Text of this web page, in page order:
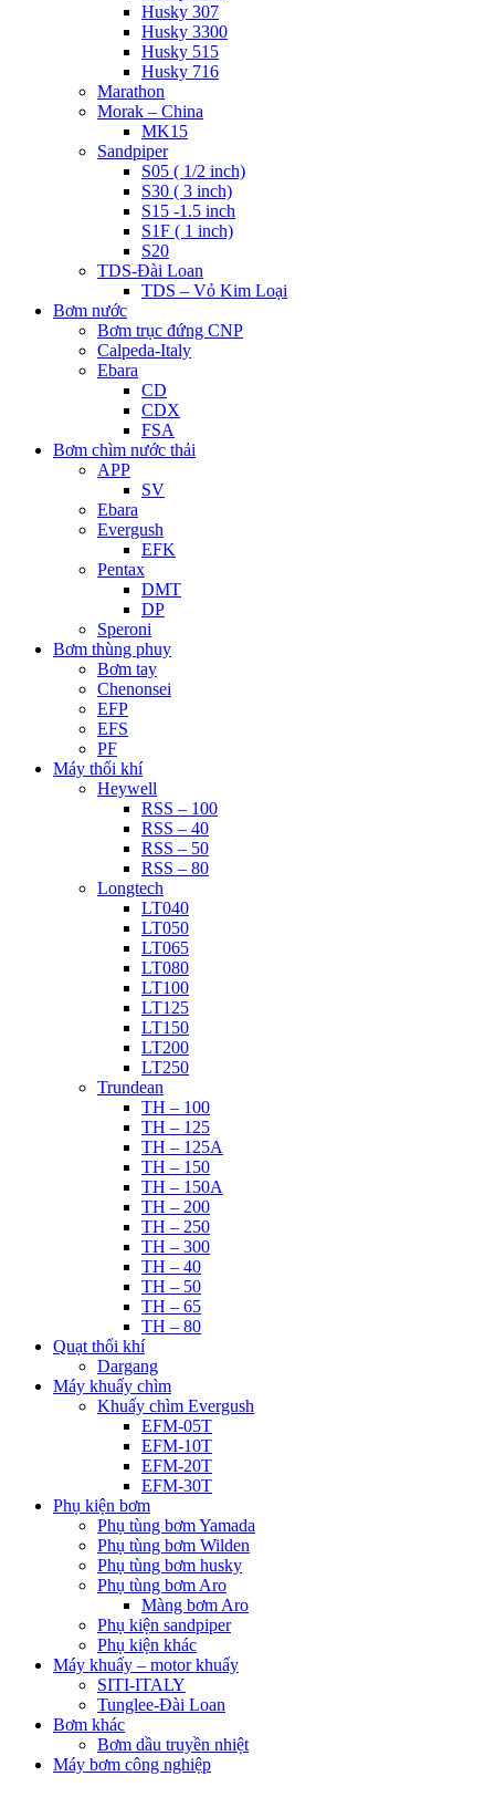
Husky 307
Husky 3300
Husky 515
Husky 716
Marathon
Morak – China
MK15
Sandpiper
S05 ( 1/2 inch)
S30 ( 3 inch)
S15 -1.5 inch
S1F ( 1 inch)
S20
TDS-Đài Loan
TDS – Vỏ Kim Loại
Bơm nước
Bơm trục đứng CNP
Calpeda-Italy
Ebara
CD
CDX
FSA
Bơm chìm nước thải
APP
SV
Ebara
Evergush
EFK
Pentax
DMT
DP
Speroni
Bơm thùng phuy
Bơm tay
Chenonsei
EFP
EFS
PF
Máy thổi khí
Heywell
RSS – 100
RSS – 40
RSS – 50
RSS – 80
Longtech
LT040
LT050
LT065
LT080
LT100
LT125
LT150
LT200
LT250
Trundean
TH – 100
TH – 125
TH – 125A
TH – 150
TH – 150A
TH – 200
TH – 250
TH – 300
TH – 40
TH – 50
TH – 65
TH – 80
Quạt thổi khí
Dargang
Máy khuấy chìm
Khuấy chìm Evergush
EFM-05T
EFM-10T
EFM-20T
EFM-30T
Phụ kiện bơm
Phụ tùng bơm Yamada
Phụ tùng bơm Wilden
Phụ tùng bơm husky
Phụ tùng bơm Aro
Màng bơm Aro
Phụ kiện sandpiper
Phụ kiện khác
Máy khuấy – motor khuấy
SITI-ITALY
Tunglee-Đài Loan
Bơm khác
Bơm dầu truyền nhiệt
Máy bơm công nghiệp